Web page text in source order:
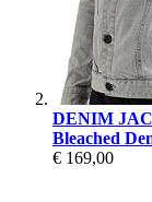
DENIM
Bleached
€ 169,00